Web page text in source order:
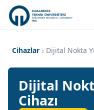
Cihazlar Dijital Nokta
Dijital
Cihazı